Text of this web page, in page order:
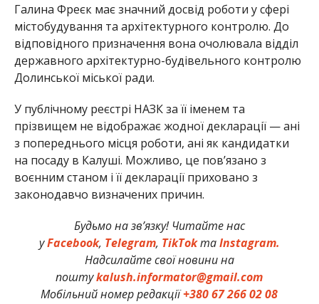
Галина Фреєк має значний досвід роботи у сфері
містобудування та архітектурного контролю. До
відповідного призначення вона очолювала відділ
державного архітектурно-будівельного контролю
Долинської міської ради.
У публічному реєстрі НАЗК за її іменем та
прізвищем не відображає жодної декларації — ані
з попереднього місця роботи, ані як кандидатки
на посаду в Калуші. Можливо, це пов’язано з
воєнним станом і її декларації приховано з
законодавчо визначених причин.
Будьмо на зв’язку! Читайте нас
уFacebook, Telegram, TikTokтаInstagram.
Надсилайте свої новини на
поштуkalush.informator@gmail.com
Мобільний номер редакції+380 67 266 02 08